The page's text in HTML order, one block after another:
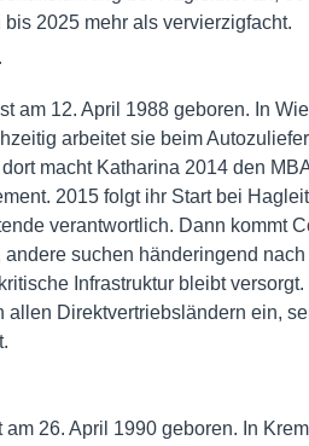
2025 mehr als vervierzigfacht.
am 12. April 1988 geboren. In
arbeitet sie beim
macht Katharina 2014 den
2015 folgt ihr Start bei
verantwortlich. Dann kommt
andere suchen händeringend
Infrastruktur bleibt
allen Direktvertriebsländern ein,
26. April 1990 geboren. In